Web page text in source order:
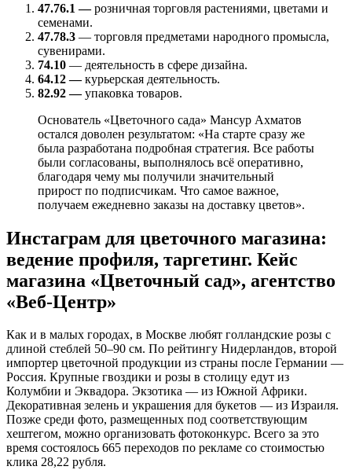
47.76.1 —розничная торговля растениями, цветами и
семенами.
47.78.3 — торговля предметами народного промысла,
сувенирами.
74.10 — деятельность в сфере дизайна.
64.12 —курьерская деятельность.
82.92 —упаковка товаров.
Основатель «Цветочного сада» Мансур Ахматов
остался доволен результатом: «На старте сразу же
была разработана подробная стратегия. Все работы
были согласованы, выполнялось всё оперативно,
благодаря чему мы получили значительный
прирост по подписчикам. Что самое важное,
получаем ежедневно заказы на доставку цветов».
Инстаграм для цветочного магазина:
ведение профиля, таргетинг. Кейс
магазина «Цветочный сад», агентство
«Веб-Центр»
Как и в малых городах, в Москве любят голландские розы с
длиной стеблей 50–90 см. По рейтингу Нидерландов, второй
импортер цветочной продукции из страны после Германии —
Россия. Крупные гвоздики и розы в столицу едут из
Колумбии и Эквадора. Экзотика — из Южной Африки.
Декоративная зелень и украшения для букетов — из Израиля.
Позже среди фото, размещенных под соответствующим
хештегом, можно организовать фотоконкурс. Всего за это
время состоялось 665 переходов по рекламе со стоимостью
клика 28,22 рубля.